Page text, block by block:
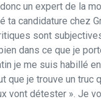
un expert de la
ta candidature chez
sont
dans ce que je
je me suis habillé
que je trouve un truc
vont détester ». Je